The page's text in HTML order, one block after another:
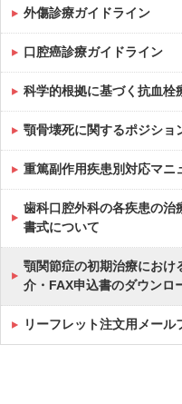
外傷診療ガイドライン
口腔癌診療ガイドライン
科学的根拠に基づく抗血栓
顎骨壊死に関するポジショ
重篤副作用疾患別対応マニ
歯科口腔外科の各疾患の治
書式について
顎関節症の初期治療におけ
介・FAX申込書のダウンロ
リーフレット注文用メール